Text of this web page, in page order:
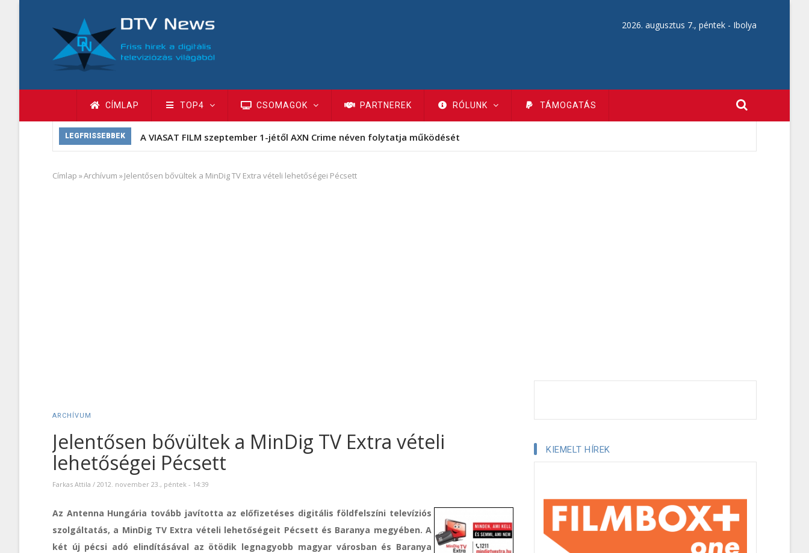
tartalomra
2026. augusztus 7., péntek - Ibolya
Fő
navigáció
CÍMLAP TOP4 CSOMAGOK PARTNEREK RÓLUNK TÁMOGATÁS
LEGFRISSEBBEK A VIASAT FILM szeptember 1-jétől AXN Crime néven folytatja működését
Morzsa
Címlap »Archívum »Jelentősen bővültek a MinDig TV Extra vételi lehetőségei Pécsett
ARCHÍVUM
Jelentősen bővültek a MinDig TV Extra vételi
lehetőségei Pécsett
Farkas Attila / 2012. november 23., péntek - 14:39
Az Antenna Hungária tovább javította az előfizetéses digitális földfelszíni televíziós
szolgáltatás, a MinDig TV Extra vételi lehetőségeit Pécsett és Baranya megyében. A
két új pécsi adó elindításával az ötödik legnagyobb magyar városban és Baranya
KIEMELT HÍREK